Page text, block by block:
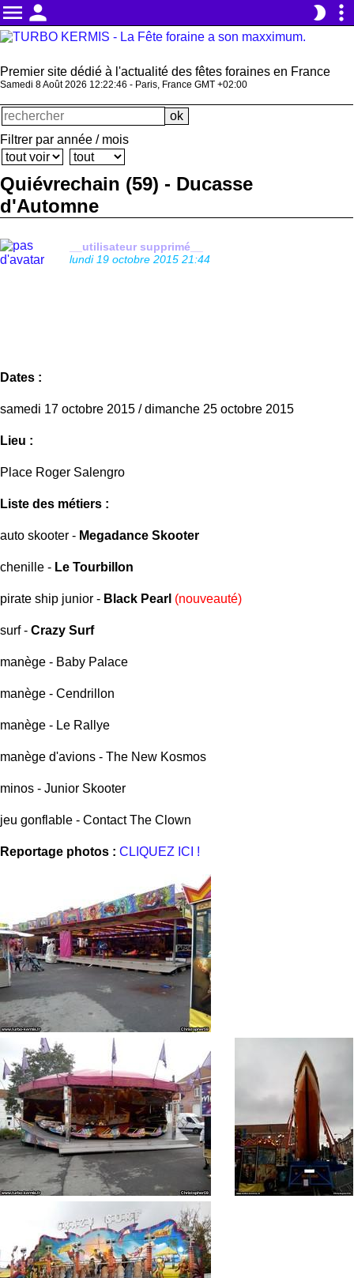
menu person brightness_2 more_vert
Premier site dédié à l'actualité des fêtes foraines en France
Samedi 8 Août 2026 12:22:46 - Paris, France GMT +02:00
Filtrer par année / mois
Quiévrechain (59) - Ducasse
d'Automne
__utilisateur supprimé__
lundi 19 octobre 2015 21:44
Dates :
samedi 17 octobre 2015 / dimanche 25 octobre 2015
Lieu :
Place Roger Salengro
Liste des métiers :
auto skooter - Megadance Skooter
chenille - Le Tourbillon
pirate ship junior - Black Pearl (nouveauté)
surf - Crazy Surf
manège - Baby Palace
manège - Cendrillon
manège - Le Rallye
manège d'avions - The New Kosmos
minos - Junior Skooter
jeu gonflable - Contact The Clown
Reportage photos : CLIQUEZ ICI !